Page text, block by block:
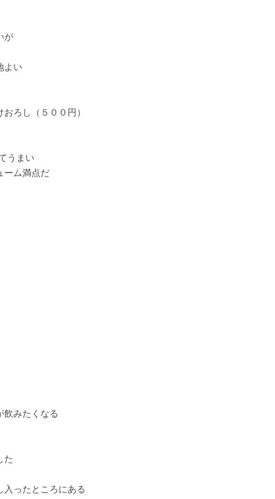
が
よい
ろし（５００円）
うまい
ーム満点だ
飲みたくなる
た
入ったところにある